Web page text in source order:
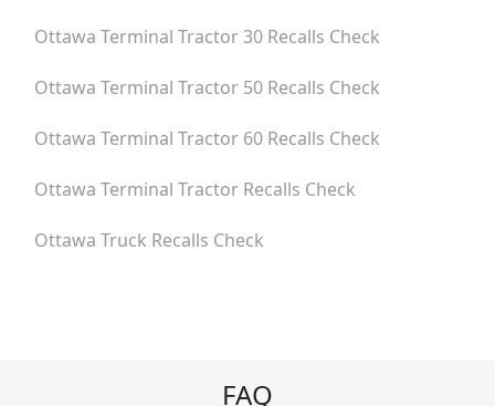
Ottawa Terminal Tractor 30 Recalls Check
Ottawa Terminal Tractor 50 Recalls Check
Ottawa Terminal Tractor 60 Recalls Check
Ottawa Terminal Tractor Recalls Check
Ottawa Truck Recalls Check
FAQ